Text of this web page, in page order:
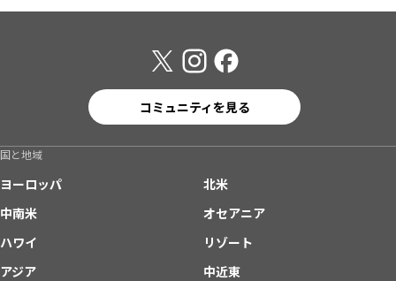
コミュニティを見る
国と地域
ヨーロッパ
北米
中南米
オセアニア
ハワイ
リゾート
アジア
中近東